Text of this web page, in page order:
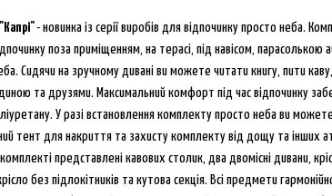
- новинка із серії виробів для відпочинку просто неба.
поза приміщенням, на терасі, під навісом, парасолькою
Сидячи на зручному дивані ви можете читати книгу, пити
та друзями. Максимальний комфорт під час відпочинку
У разі встановлення комплекту просто неба ви
тент для накриття та захисту комплекту від дощу та інших
представлені кавових столик, два двомісні дивани,
без підлокітників та кутова секція. Всі предмети